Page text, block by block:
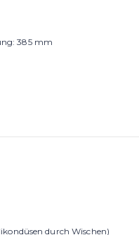
385 mm
durch Wischen)